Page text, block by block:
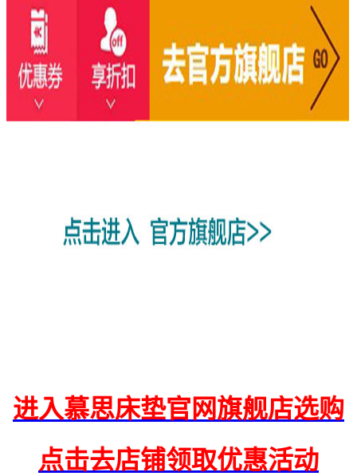
进入慕思床垫官网旗舰店选购
点击去店铺领取优惠活动